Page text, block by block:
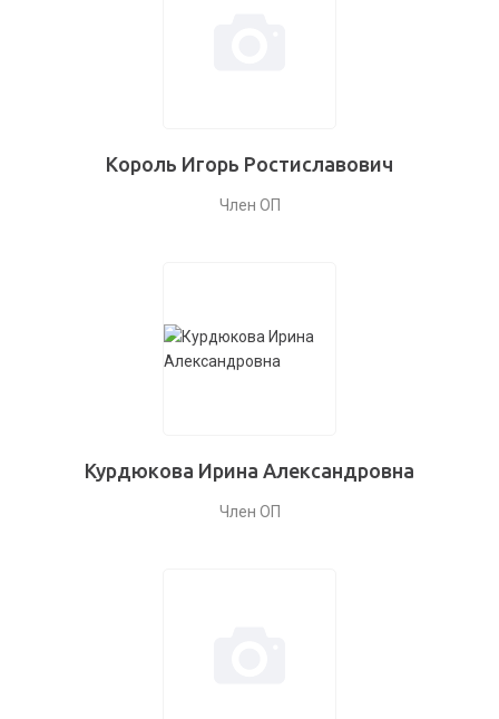
Король Игорь Ростиславович
Член ОП
Курдюкова Ирина Александровна
Член ОП